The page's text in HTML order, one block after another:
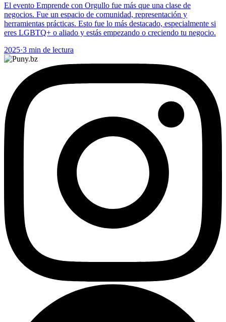
El evento Emprende con Orgullo fue más que una clase de
negocios. Fue un espacio de comunidad, representación y
herramientas prácticas. Esto fue lo más destacado, especialmente si
eres LGBTQ+ o aliado y estás empezando o creciendo tu negocio.
2025·3 min de lectura